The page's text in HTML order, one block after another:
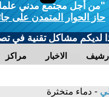
"من أجل مجتمع مدني
حاز الحوار المتمدن على
لديكم مشاكل تقنية في
مراكز الاخبار
- دماء متخثرة